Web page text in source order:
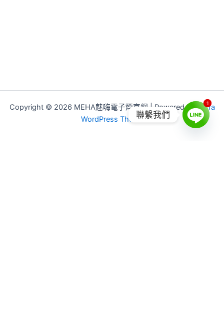
Copyright © 2026 MEHA魅嗨電子煙官網 | Powered byAstra
WordPress Theme聯繫我們
11